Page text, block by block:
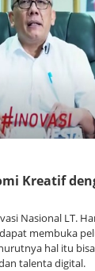
Kreatif
Nasional LT.
membuka
hal itu
talenta digital.